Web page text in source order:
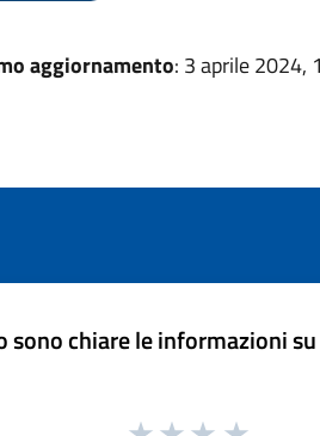
aggiornamento: 3 aprile 2024,
sono chiare le informazioni